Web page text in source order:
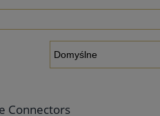
Connectors